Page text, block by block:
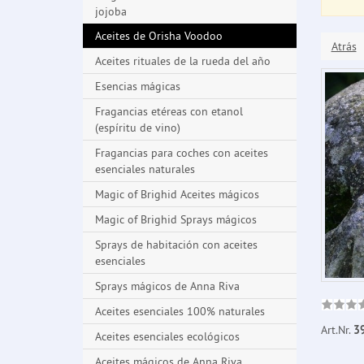
Atrás
Art.Nr.
jojoba
Aceites de Orisha Voodoo
Aceites rituales de la rueda del año
Esencias mágicas
Fragancias etéreas con etanol
(espíritu de vino)
Fragancias para coches con aceites
esenciales naturales
Magic of Brighid Aceites mágicos
Magic of Brighid Sprays mágicos
Sprays de habitación con aceites
esenciales
Sprays mágicos de Anna Riva
Aceites esenciales 100% naturales
Aceites esenciales ecológicos